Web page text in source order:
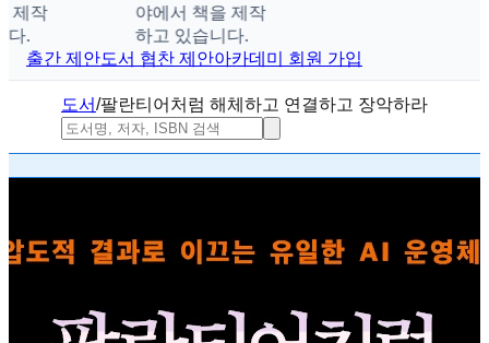
작
.
야에서 책을 제작
하고 있습니다.
출간 제안도서 협찬 제안아카데미 회원 가입
도서/팔란티어처럼 해체하고 연결하고 장악하라